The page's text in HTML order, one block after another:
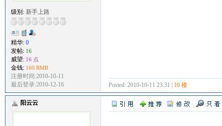
级别: 新手上路
精华: 0
发帖: 16
威望: 16 点
金钱: 160 RMB
注册时间:2010-10-11
最后登录:2010-12-16
Posted: 2010-10-11 23:31 | 10 楼
阳云云